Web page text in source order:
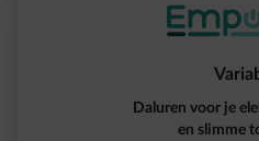
Daluren voor je
en slimme